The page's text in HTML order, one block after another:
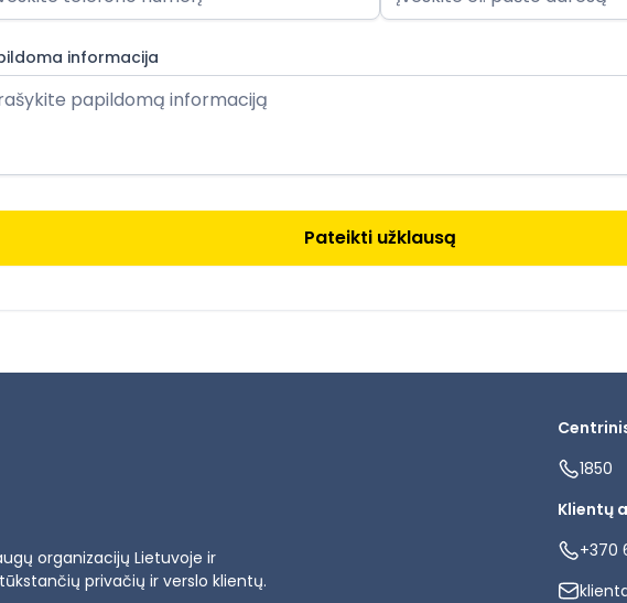
informacija
organizacijų Lietuvoje ir
privačių ir verslo klientų.
1850
Klientų
+370